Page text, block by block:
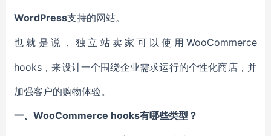
WordPress支持的网站。
也就是说，独立站卖家可以使用 WooCommerce
hooks，来设计一个围绕企业需求运行的个性化商店，并
加强客户的购物体验。
一、 WooCommerce hooks有哪些类型？